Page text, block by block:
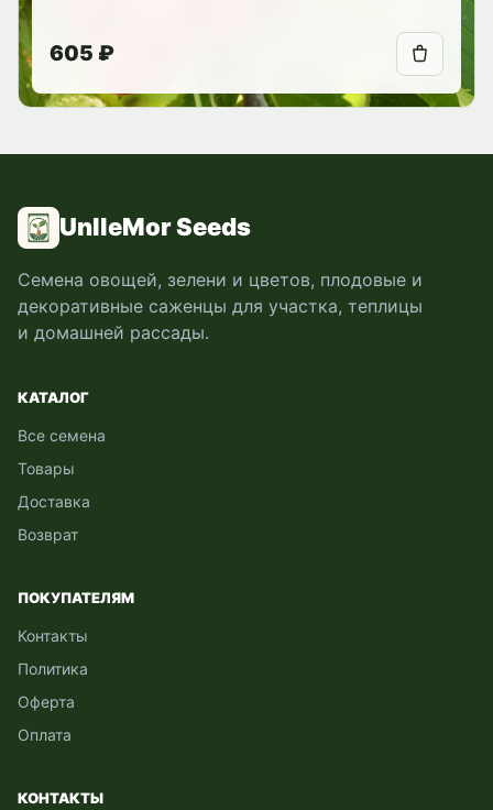
605 ₽
UnlleMor Seeds
Семена овощей, зелени и цветов, плодовые и
декоративные саженцы для участка, теплицы
и домашней рассады.
КАТАЛОГ
Все семена
Товары
Доставка
Возврат
ПОКУПАТЕЛЯМ
Контакты
Политика
Оферта
Оплата
КОНТАКТЫ